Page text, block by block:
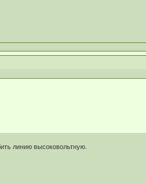
линию высоковольтную.